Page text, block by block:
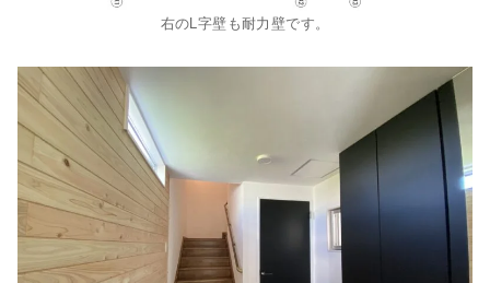
右のL字壁も耐力壁です。